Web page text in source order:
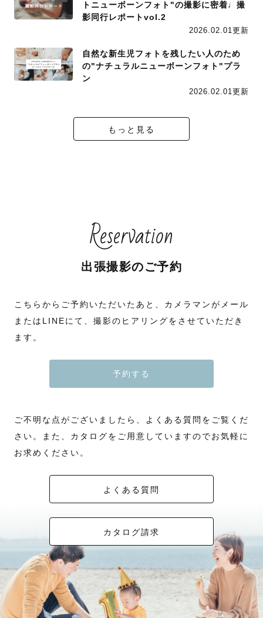
トニューボーンフォト"の撮影に密着♩撮
影同行レポートvol.2
2026.02.01更新
自然な新生児フォトを残したい人のため
の"ナチュラルニューボーンフォト"プラ
ン
2026.02.01更新
もっと見る
Reservation
出張撮影のご予約
こちらからご予約いただいたあと、カメラマンがメール
またはLINEにて、撮影のヒアリングをさせていただき
ます。
予約する
ご不明な点がございましたら、よくある質問をご覧くだ
さい。また、カタログをご用意していますのでお気軽に
お求めください。
よくある質問
カタログ請求